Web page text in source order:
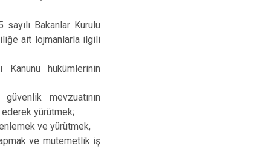
Bakanlar Kurulu
ait lojmanlarla ilgili
hükümlerinin
mevzuatının
yürütmek;
ve yürütmek,
ve mutemetlik iş